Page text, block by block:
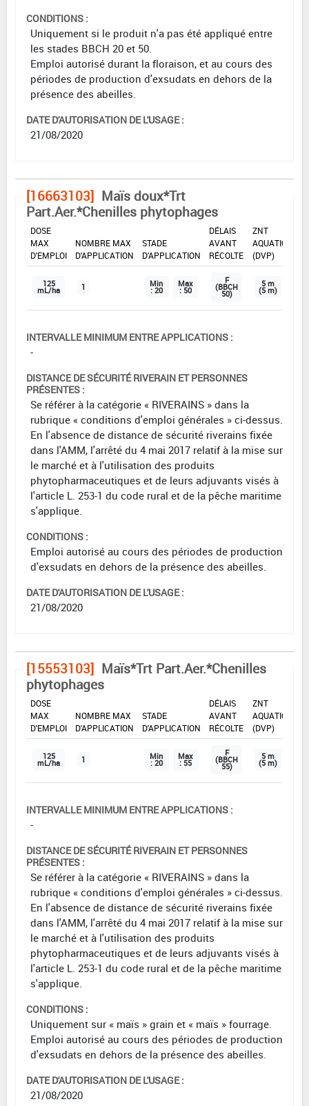
CONDITIONS :
Uniquement si le produit n'a pas été appliqué entre
les stades BBCH 20 et 50.
Emploi autorisé durant la floraison, et au cours des
périodes de production d'exsudats en dehors de la
présence des abeilles.
DATE D'AUTORISATION DE L'USAGE :
21/08/2020
[16663103] Maïs doux*Trt
Part.Aer.*Chenilles phytophages
DOSE
MAX
D'EMPLOI
NOMBRE MAX
D'APPLICATION
STADE
D'APPLICATION
DÉLAIS
AVANT
RÉCOLTE
ZNT
AQUATIQUE
(DVP)
125
mL/ha 1 Min
: 20
Max
: 50
F
(BBCH
50)
5 m
(5 m)
INTERVALLE MINIMUM ENTRE APPLICATIONS :
-
DISTANCE DE SÉCURITÉ RIVERAIN ET PERSONNES
PRÉSENTES :
Se référer à la catégorie « RIVERAINS » dans la
rubrique « conditions d'emploi générales » ci-dessus.
En l'absence de distance de sécurité riverains fixée
dans l'AMM, l'arrêté du 4 mai 2017 relatif à la mise sur
le marché et à l'utilisation des produits
phytopharmaceutiques et de leurs adjuvants visés à
l'article L. 253-1 du code rural et de la pêche maritime
s'applique.
CONDITIONS :
Emploi autorisé au cours des périodes de production
d'exsudats en dehors de la présence des abeilles.
DATE D'AUTORISATION DE L'USAGE :
21/08/2020
[15553103] Maïs*Trt Part.Aer.*Chenilles
phytophages
DOSE
MAX
D'EMPLOI
NOMBRE MAX
D'APPLICATION
STADE
D'APPLICATION
DÉLAIS
AVANT
RÉCOLTE
ZNT
AQUATIQUE
(DVP)
125
mL/ha 1 Min
: 20
Max
: 55
F
(BBCH
55)
5 m
(5 m)
INTERVALLE MINIMUM ENTRE APPLICATIONS :
-
DISTANCE DE SÉCURITÉ RIVERAIN ET PERSONNES
PRÉSENTES :
Se référer à la catégorie « RIVERAINS » dans la
rubrique « conditions d'emploi générales » ci-dessus.
En l'absence de distance de sécurité riverains fixée
dans l'AMM, l'arrêté du 4 mai 2017 relatif à la mise sur
le marché et à l'utilisation des produits
phytopharmaceutiques et de leurs adjuvants visés à
l'article L. 253-1 du code rural et de la pêche maritime
s'applique.
CONDITIONS :
Uniquement sur « maïs » grain et « maïs » fourrage.
Emploi autorisé au cours des périodes de production
d'exsudats en dehors de la présence des abeilles.
DATE D'AUTORISATION DE L'USAGE :
21/08/2020